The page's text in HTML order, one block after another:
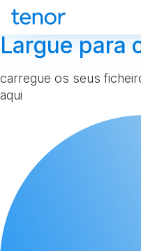
Largue para
carregue os seus
aqui